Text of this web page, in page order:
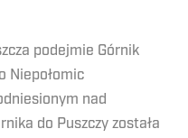
podejmie Górnik
Niepołomic
nad
do Puszczy została